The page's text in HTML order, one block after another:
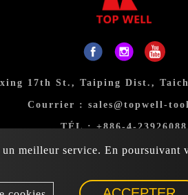
meilleur service. En
17th St., Taiping Dist.,
Courrier : sales@topwell-
TÉL :+886-4-23926088
FAX：+886-4-23926089
Well Tools Industrial Co., Ltd. All